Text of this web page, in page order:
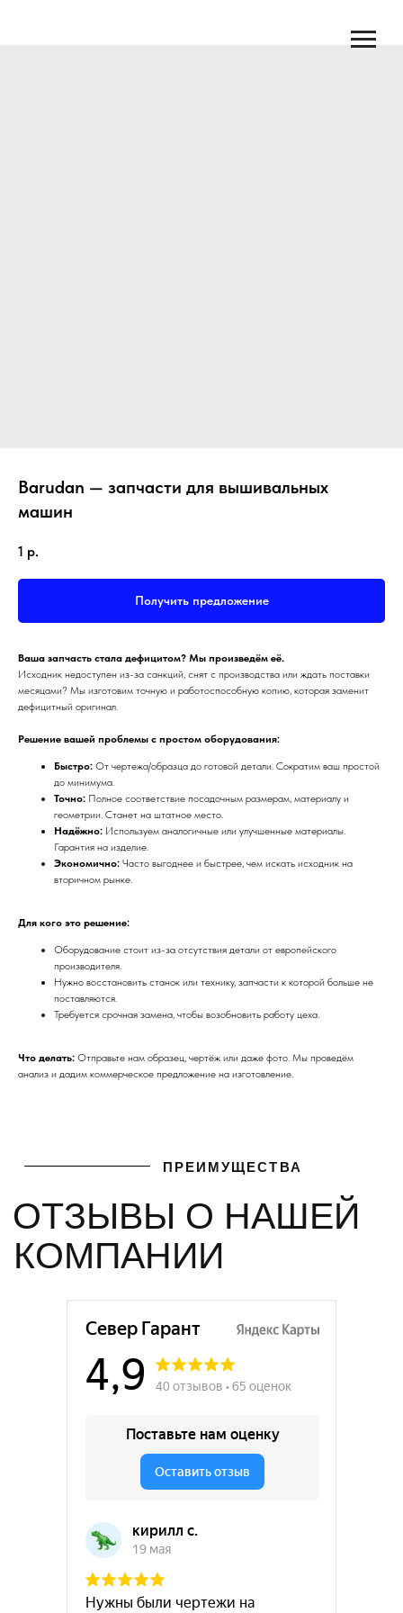
Barudan — запчасти для вышивальных
машин
1 р.
Получить предложение
Ваша запчасть стала дефицитом? Мы произведём её.
Исходник недоступен из-за санкций, снят с производства или ждать поставки
месяцами? Мы изготовим точную и работоспособную копию, которая заменит
дефицитный оригинал.
Решение вашей проблемы с простом оборудования:
Быстро: От чертежа/образца до готовой детали. Сократим ваш простой
до минимума.
Точно: Полное соответствие посадочным размерам, материалу и
геометрии. Станет на штатное место.
Надёжно: Используем аналогичные или улучшенные материалы.
Гарантия на изделие.
Экономично: Часто выгоднее и быстрее, чем искать исходник на
вторичном рынке.
Для кого это решение:
Оборудование стоит из-за отсутствия детали от европейского
производителя.
Нужно восстановить станок или технику, запчасти к которой больше не
поставляются.
Требуется срочная замена, чтобы возобновить работу цеха.
Что делать: Отправьте нам образец, чертёж или даже фото. Мы проведём
анализ и дадим коммерческое предложение на изготовление.
ОТЗЫВЫ О НАШЕЙ
ПРЕИМУЩЕСТВА